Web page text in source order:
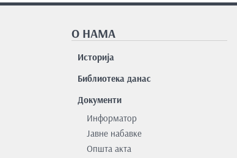
О НАМА
Историја
Библиотека данас
Документи
Информатор
Јавне набавке
Општа акта